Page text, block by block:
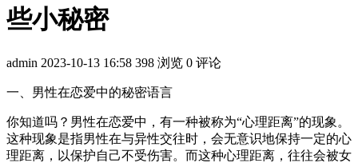
些小秘密
admin 2023-10-13 16:58 398 浏览 0 评论
一、男性在恋爱中的秘密语言
你知道吗？男性在恋爱中，有一种被称为“心理距离”的现象。
这种现象是指男性在与异性交往时，会无意识地保持一定的心
理距离，以保护自己不受伤害。而这种心理距离，往往会被女